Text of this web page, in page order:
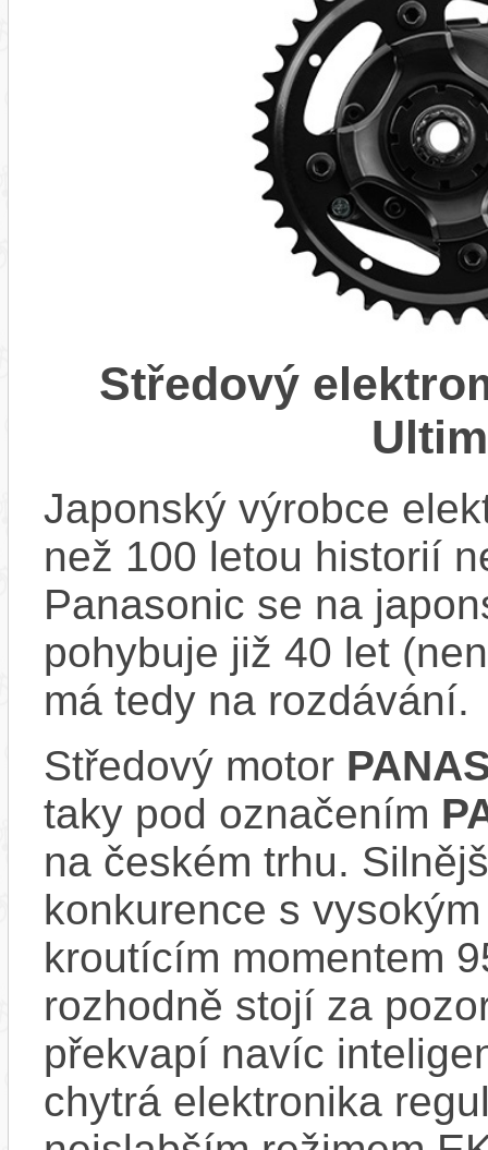
Středový
Japonský výrobce
než 100 letou historií
Panasonic se na
pohybuje již 40 let
má tedy na rozdávání.
Středový motor
taky pod označením
na českém trhu.
konkurence s
kroutícím momentem
rozhodně stojí za
překvapí navíc
chytrá elektronika